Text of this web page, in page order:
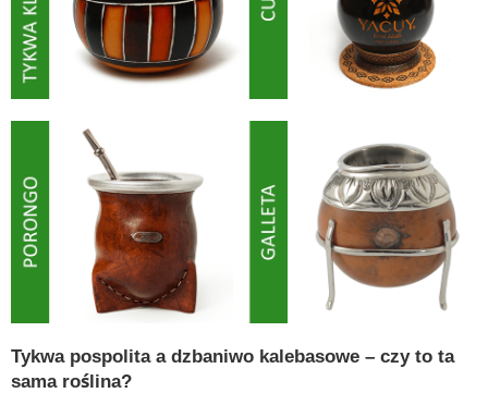
Tykwa pospolita a dzbaniwo kalebasowe – czy to ta
sama roślina?